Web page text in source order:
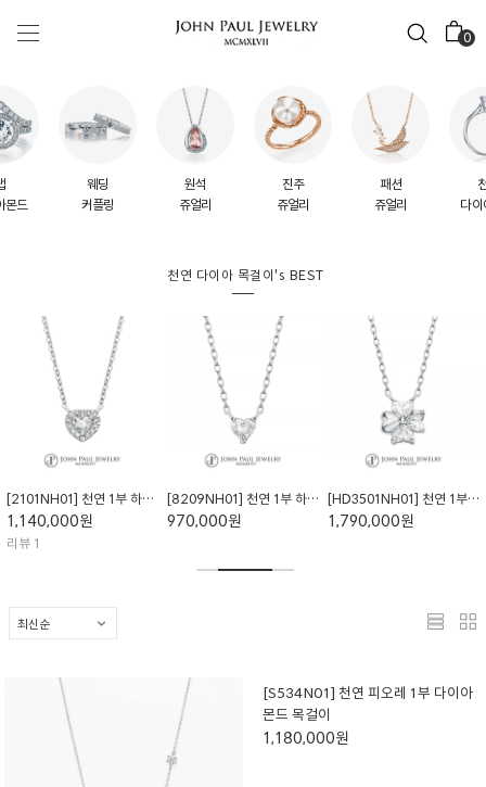
0
다이아몬드
천연 다이아 목걸이's BEST
[2101NH01] 천연 1부 하트 다이아몬드 목걸이
1,140,000원
리뷰 1
[8209NH01] 천연 1부 하트 다이아몬드 목걸이
970,000원
[HD3501NH01] 천연 1부 하트 클로버 다이아몬드 목걸이
1,790,000원
[S534N01] 천연 피오레 1부 다이아
몬드 목걸이
1,180,000원